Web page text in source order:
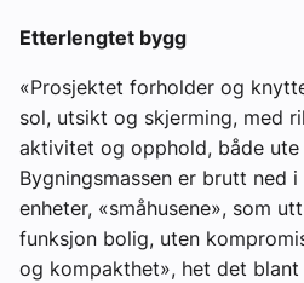
Etterlengtet bygg
«Prosjektet forholder og
sol, utsikt og skjerming, med
aktivitet og opphold, både ute
Bygningsmassen er brutt ned
enheter, «småhusene», som
funksjon bolig, uten
og kompakthet», het det blant